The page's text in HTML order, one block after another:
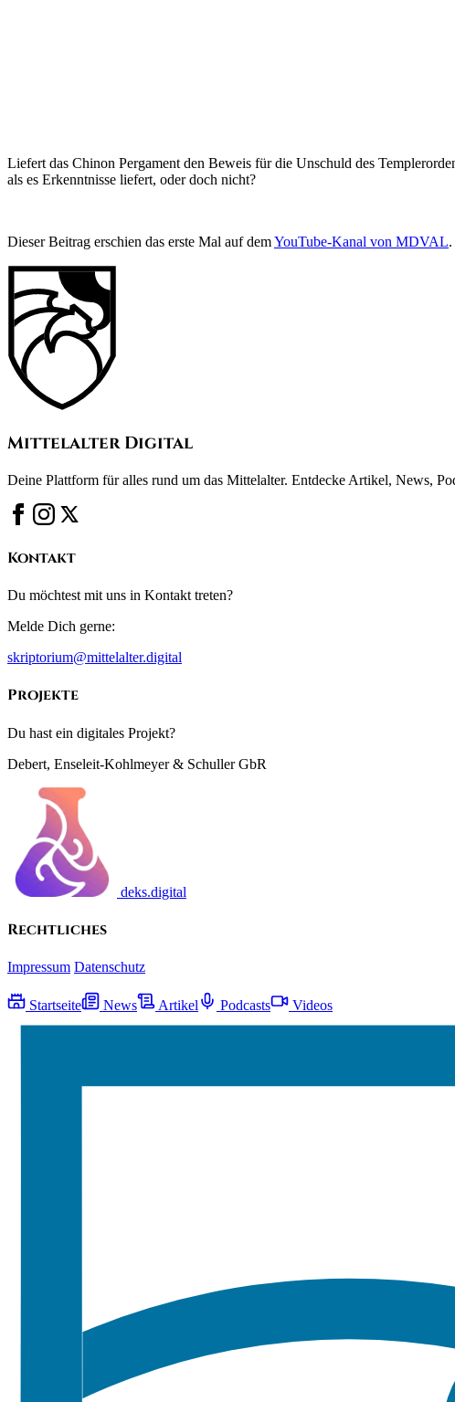
Liefert das Chinon Pergament den Beweis für die Unschuld des
als es Erkenntnisse liefert, oder doch nicht?
Dieser Beitrag erschien das erste Mal auf demYouTube-Kanal von MDVAL.
Mittelalter Digital
Deine Plattform für alles rund um das Mittelalter. Entdecke Artikel, News,
Kontakt
Du möchtest mit uns in Kontakt treten?
Melde Dich gerne:
skriptorium@mittelalter.digital
Projekte
Du hast ein digitales Projekt?
Debert, Enseleit-Kohlmeyer & Schuller GbR
deks.digital
Rechtliches
Impressum Datenschutz
Startseite
News Artikel Podcasts Videos